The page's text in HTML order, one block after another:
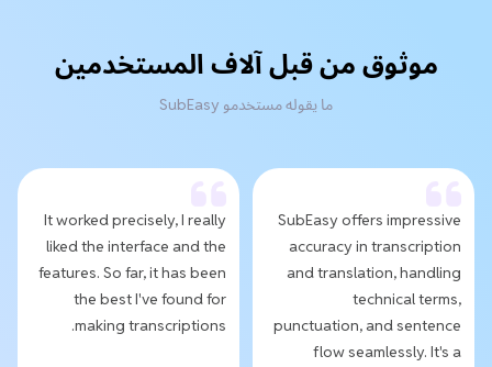
موثوق من قبل آلاف المستخدمين
ما يقوله مستخدمو SubEasy
SubEasy offers impressive
accuracy in transcription
and translation, handling
technical terms,
punctuation, and sentence
flow seamlessly. It's a
It worked precisely, I really
liked the interface and the
features. So far, it has been
the best I've found for
making transcriptions.